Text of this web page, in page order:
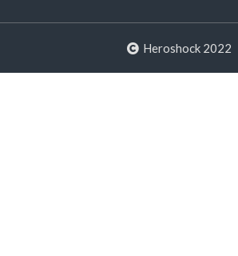
Heroshock 2022